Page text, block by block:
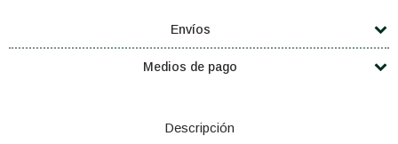
Envíos
Medios de pago
Descripción